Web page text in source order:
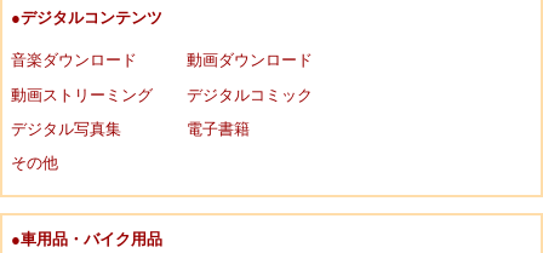
●デジタルコンテンツ
音楽ダウンロード
動画ダウンロード
動画ストリーミング
デジタルコミック
デジタル写真集
電子書籍
その他
●車用品・バイク用品